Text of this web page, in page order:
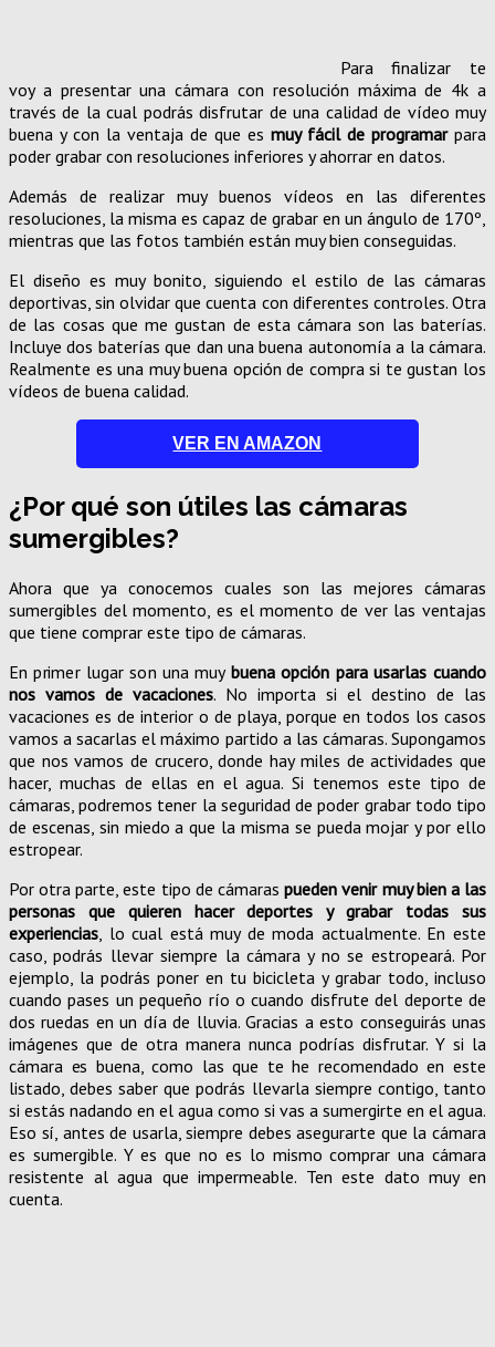
Para finalizar te
voy a presentar una cámara con resolución máxima de 4k a
través de la cual podrás disfrutar de una calidad de vídeo muy
buena y con la ventaja de que es muy fácil de programarpara
poder grabar con resoluciones inferiores y ahorrar en datos.
Además de realizar muy buenos vídeos en las diferentes
resoluciones, la misma es capaz de grabar en un ángulo de 170º,
mientras que las fotos también están muy bien conseguidas.
El diseño es muy bonito, siguiendo el estilo de las cámaras
deportivas, sin olvidar que cuenta con diferentes controles. Otra
de las cosas que me gustan de esta cámara son las baterías.
Incluye dos baterías que dan una buena autonomía a la cámara.
Realmente es una muy buena opción de compra si te gustan los
vídeos de buena calidad.
VER EN AMAZON
¿Por qué son útiles las cámaras
sumergibles?
Ahora que ya conocemos cuales son las mejores cámaras
sumergibles del momento, es el momento de ver las ventajas
que tiene comprar este tipo de cámaras.
En primer lugar son una muy buena opción para usarlas cuando
nos vamos de vacaciones. No importa si el destino de las
vacaciones es de interior o de playa, porque en todos los casos
vamos a sacarlas el máximo partido a las cámaras. Supongamos
que nos vamos de crucero, donde hay miles de actividades que
hacer, muchas de ellas en el agua. Si tenemos este tipo de
cámaras, podremos tener la seguridad de poder grabar todo tipo
de escenas, sin miedo a que la misma se pueda mojar y por ello
estropear.
Por otra parte, este tipo de cámaraspueden venir muy bien a las
personas que quieren hacer deportes y grabar todas sus
experiencias, lo cual está muy de moda actualmente. En este
caso, podrás llevar siempre la cámara y no se estropeará. Por
ejemplo, la podrás poner en tu bicicleta y grabar todo, incluso
cuando pases un pequeño río o cuando disfrute del deporte de
dos ruedas en un día de lluvia. Gracias a esto conseguirás unas
imágenes que de otra manera nunca podrías disfrutar. Y si la
cámara es buena, como las que te he recomendado en este
listado, debes saber que podrás llevarla siempre contigo, tanto
si estás nadando en el agua como si vas a sumergirte en el agua.
Eso sí, antes de usarla, siempre debes asegurarte que la cámara
es sumergible. Y es que no es lo mismo comprar una cámara
resistente al agua que impermeable. Ten este dato muy en
cuenta.